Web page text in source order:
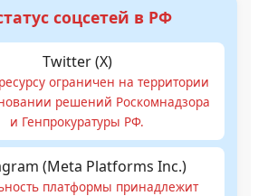
соцсетей в РФ
Twitter (X)
ограничен на территории
решений Роскомнадзора
и Генпрокуратуры РФ.
(Meta Platforms Inc.)
платформы принадлежит